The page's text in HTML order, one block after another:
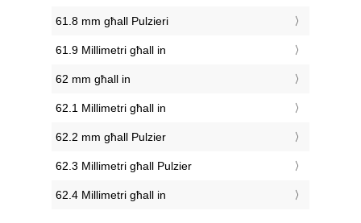
61.8 mm għall Pulzieri
61.9 Millimetri għall in
62 mm għall in
62.1 Millimetri għall in
62.2 mm għall Pulzier
62.3 Millimetri għall Pulzier
62.4 Millimetri għall in